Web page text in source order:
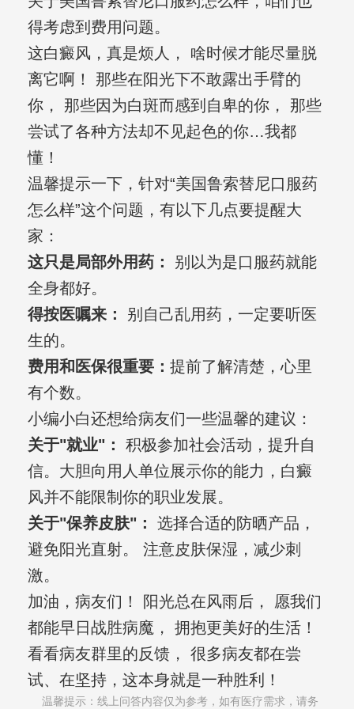
得考虑到费用问题。
这白癜风，真是烦人， 啥时候才能尽量脱
离它啊！ 那些在阳光下不敢露出手臂的
你， 那些因为白斑而感到自卑的你， 那些
尝试了各种方法却不见起色的你…我都
懂！
温馨提示一下，针对“美国鲁索替尼口服药
怎么样”这个问题，有以下几点要提醒大
家：
这只是局部外用药：
别以为是口服药就能
全身都好。
得按医嘱来：
别自己乱用药，一定要听医
生的。
费用和医保很重要： 提前了解清楚，心里
有个数。
小编小白还想给病友们一些温馨的建议：
关于"就业"：
积极参加社会活动，提升自
信。大胆向用人单位展示你的能力，白癜
风并不能限制你的职业发展。
关于"保养皮肤"：
选择合适的防晒产品，
避免阳光直射。 注意皮肤保湿，减少刺
激。
加油，病友们！ 阳光总在风雨后， 愿我们
都能早日战胜病魔， 拥抱更美好的生活！
看看病友群里的反馈， 很多病友都在尝
试、在坚持，这本身就是一种胜利！
温馨提示：线上问答内容仅为参考，如有医疗需求，请务